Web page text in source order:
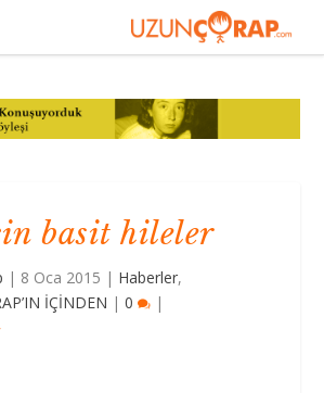
basit hileler
| 8 Oca 2015 | Haberler,
İÇİNDEN |0 |